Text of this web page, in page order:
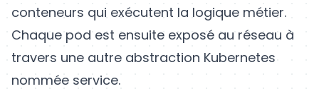
conteneurs qui exécutent la logique métier.
Chaque pod est ensuite exposé au réseau à
travers une autre abstraction Kubernetes
nommée service.